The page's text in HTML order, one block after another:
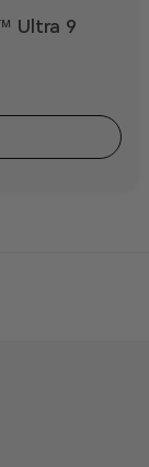
Ultra 9